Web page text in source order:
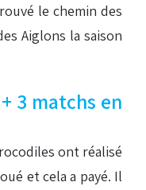
le chemin des
Aiglons la saison
3 matchs en
ont réalisé
et cela a payé. Il